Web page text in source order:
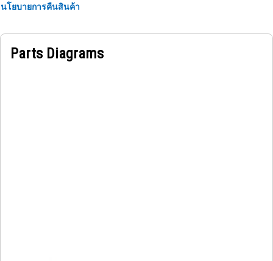
นโยบายการคืนสินค้า
Parts Diagrams